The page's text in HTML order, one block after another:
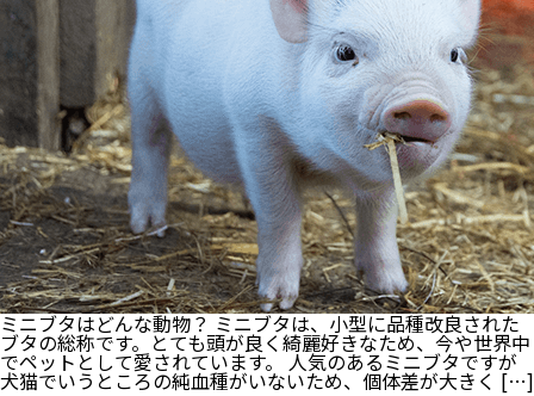
飼
い
方
と
は？
性
格
や
注
意
点
も
解
説
ミニブタはどんな動物？ ミニブタは、小型に品種改良された
ブタの総称です。とても頭が良く綺麗好きなため、今や世界中
でペットとして愛されています。 人気のあるミニブタですが
犬猫でいうところの純血種がいないため、個体差が大きく […]